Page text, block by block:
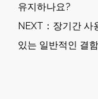
유지하나요?
NEXT： 장기간 사
있는 일반적인 결